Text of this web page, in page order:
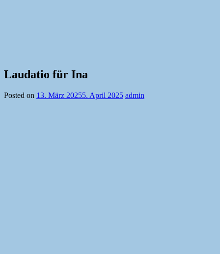
Laudatio für Ina
Posted on 13. März 20255. April 2025 admin